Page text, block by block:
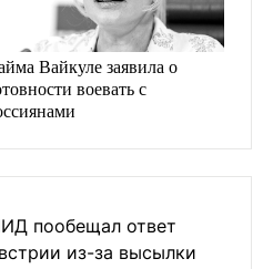
Вайкуле заявила о
воевать с
пообещал ответ
из-за высылки